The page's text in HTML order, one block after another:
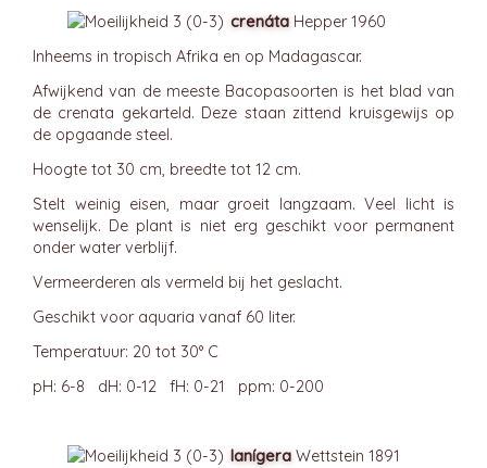
crenáta Hepper 1960
Inheems in tropisch Afrika en op Madagascar.
Afwijkend van de meeste Bacopasoorten is het blad van
de crenata gekarteld. Deze staan zittend kruisgewijs op
de opgaande steel.
Hoogte tot 30 cm, breedte tot 12 cm.
Stelt weinig eisen, maar groeit langzaam. Veel licht is
wenselijk. De plant is niet erg geschikt voor permanent
onder water verblijf.
Vermeerderen als vermeld bij het geslacht.
Geschikt voor aquaria vanaf 60 liter.
Temperatuur: 20 tot 30° C
pH: 6-8 dH: 0-12 fH: 0-21 ppm: 0-200
lanígera Wettstein 1891